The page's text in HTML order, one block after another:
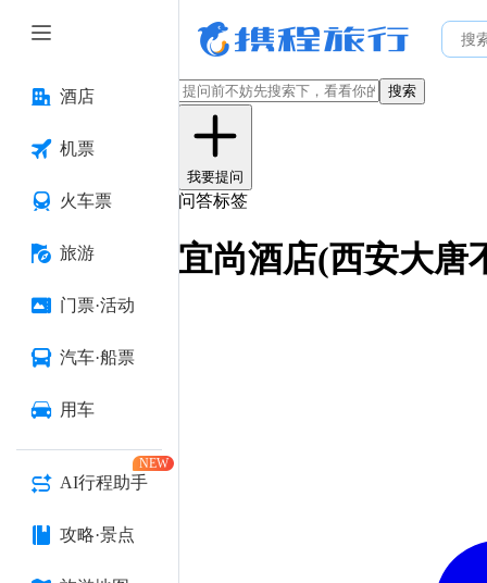
酒店
机票
火车票
旅游
门票·活动
汽车·船票
用车
AI行程助手
NEW
攻略·景点
搜索
我要提问
问答标签
宜尚酒店(西安大唐